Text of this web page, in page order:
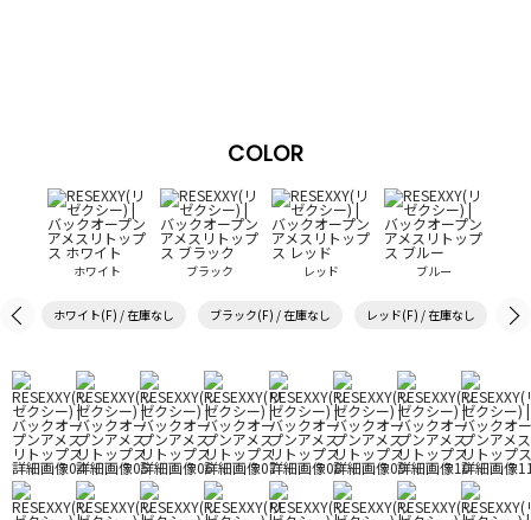
COLOR
ホワイト ブラック レッド ブルー
ホワイト(F) / 在庫なし ブラック(F) / 在庫なし レッド(F) / 在庫なし ブ